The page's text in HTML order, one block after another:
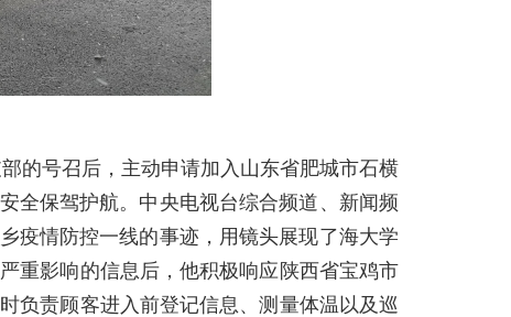
的号召后，主动申请加入山东省肥城市石横
全保驾护航。中央电视台综合频道、新闻频
疫情防控一线的事迹，用镜头展现了海大学
重影响的信息后，他积极响应陕西省宝鸡市
负责顾客进入前登记信息、测量体温以及巡